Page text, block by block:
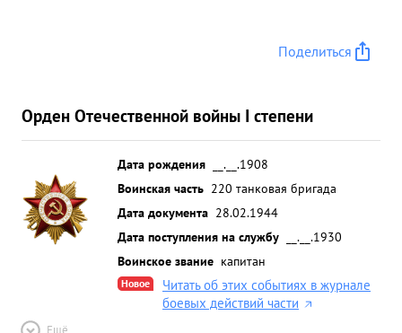
Поделиться
Орден Отечественной войны I степени
Дата рождения
__.__.1908
Воинская часть 220 танковая бригада
Дата документа 28.02.1944
Дата поступления на службу
__.__.1930
Воинское звание капитан
Новое
Читать об этих событиях в журнале
боевых действий части
Ещё